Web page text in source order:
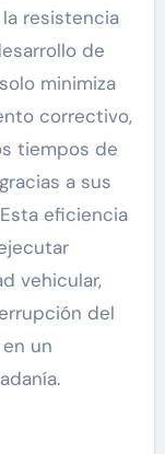
resistencia
de
minimiza
correctivo,
tiempos de
a sus
eficiencia
vehicular,
del
un